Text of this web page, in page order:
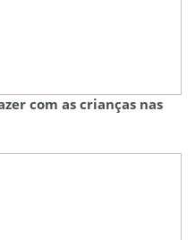
com as crianças nas